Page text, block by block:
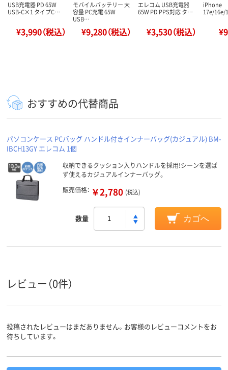
USB充電器 PD 65W
USB-C×1 タイプC…
¥3,990（税込）
モバイルバッテリー 大
容量 PC充電 65W
USB…
¥9,280（税込）
エレコム USB充電器
65W PD PPS対応 タ…
¥3,530（税込）
iPhone
17e/
おすすめの代替商品
パソコンケース PCバッグ ハンドル付きインナーバッグ(カジュアル) BM-
IBCH13GY エレコム 1個
収納できるクッション入りハンドルを採用!シーンを選ば
ず使えるカジュアルインナーバッグ。
販売価格： ￥2,780 (税込)
数量 カゴへ
レビュー（0件）
投稿されたレビューはまだありません。お客様のレビューコメントをお
待ちしています。